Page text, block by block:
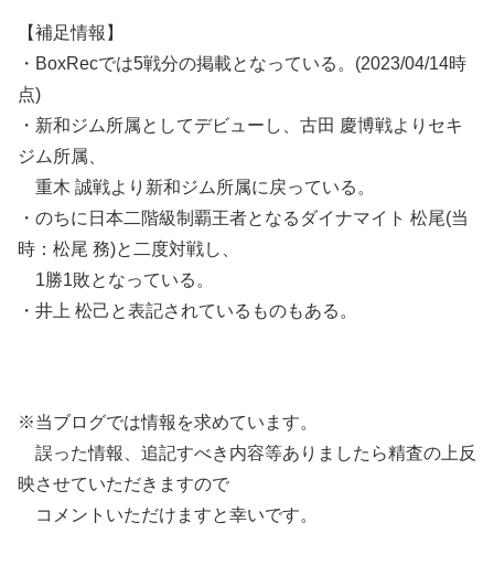
【補足情報】
・BoxRecでは5戦分の掲載となっている。(2023/04/14時
点)
・新和ジム所属としてデビューし、古田 慶博戦よりセキ
ジム所属、
重木 誠戦より新和ジム所属に戻っている。
・のちに日本二階級制覇王者となるダイナマイト 松尾(当
時：松尾 務)と二度対戦し、
1勝1敗となっている。
・井上 松己と表記されているものもある。
※当ブログでは情報を求めています。
誤った情報、追記すべき内容等ありましたら精査の上反
映させていただきますので
コメントいただけますと幸いです。